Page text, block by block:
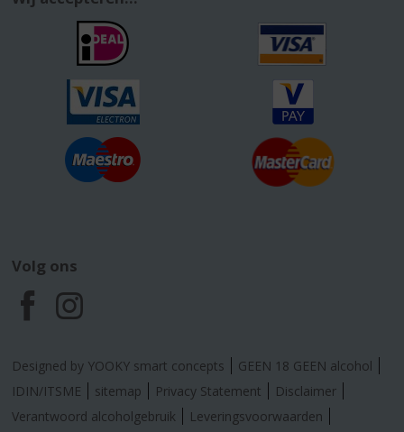
Volg ons
F
a
c
I
n
s
Designed by YOOKY smart concepts
GEEN 18 GEEN alcohol
IDIN/ITSME
sitemap Privacy Statement
Disclaimer
Verantwoord alcoholgebruik
Leveringsvoorwaarden